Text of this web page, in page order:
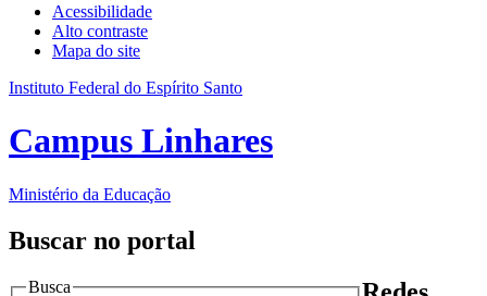
Acessibilidade
Alto contraste
Mapa do site
Instituto Federal do Espírito Santo
Campus Linhares
Ministério da Educação
Buscar no portal
Busca